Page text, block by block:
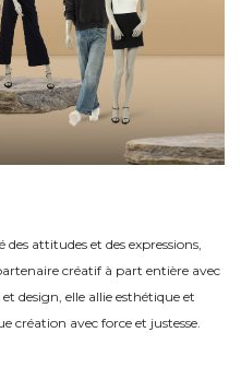
attitudes et des expressions,
créatif à part entière avec
design, elle allie esthétique et
création avec force et justesse.